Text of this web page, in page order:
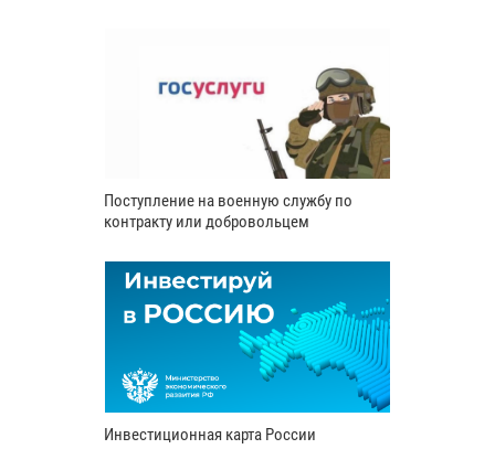
Поступление на военную службу по
контракту или добровольцем
Инвестиционная карта России